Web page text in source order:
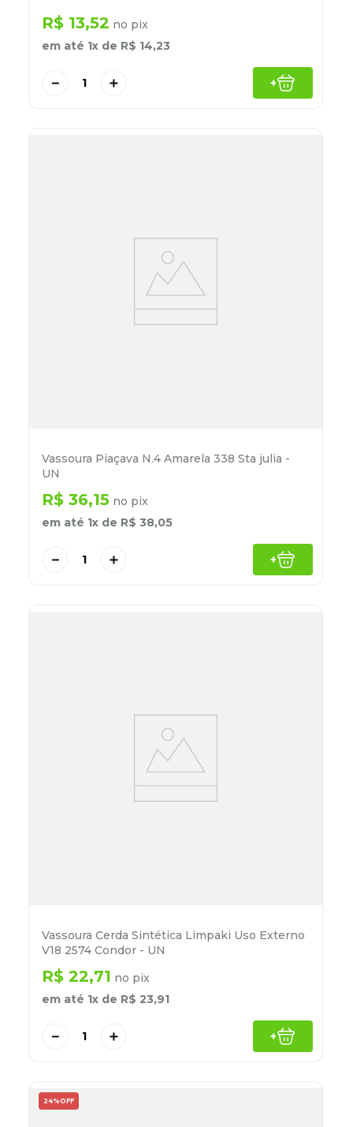
R$ 13,52 no pix
em até 1x de R$ 14,23
＋
－ +
Vassoura Piaçava N.4 Amarela 338 Sta julia -
UN
R$ 36,15 no pix
em até 1x de R$ 38,05
＋
－ +
Vassoura Cerda Sintética Limpaki Uso Externo
V18 2574 Condor - UN
R$ 22,71 no pix
em até 1x de R$ 23,91
＋
－ +
24% OFF